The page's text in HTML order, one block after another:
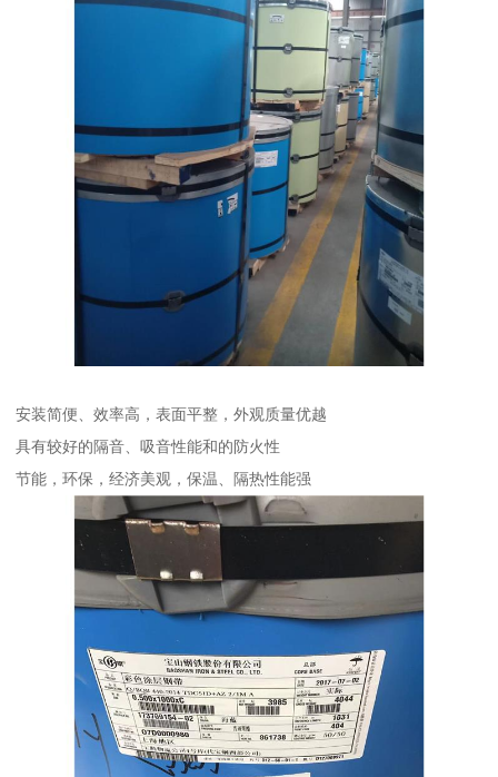
安装简便、效率高，表面平整，外观质量优越
具有较好的隔音、吸音性能和的防火性
节能，环保，经济美观，保温、隔热性能强